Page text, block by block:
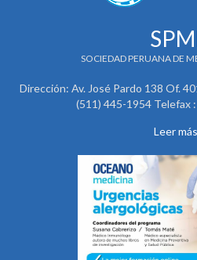
SOCIEDAD PERUANA DE
Dirección: Av. José Pardo 138 Of.
(511) 445-1954 Telefax
Leer más